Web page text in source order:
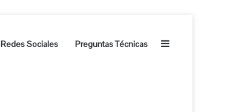
Redes Sociales Preguntas Técnicas Barra lateral